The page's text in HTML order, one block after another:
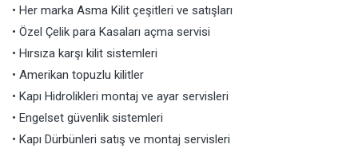
• Her marka Asma Kilit çeşitleri ve satışları
• Özel Çelik para Kasaları açma servisi
• Hırsıza karşı kilit sistemleri
• Amerikan topuzlu kilitler
• Kapı Hidrolikleri montaj ve ayar servisleri
• Engelset güvenlik sistemleri
• Kapı Dürbünleri satış ve montaj servisleri